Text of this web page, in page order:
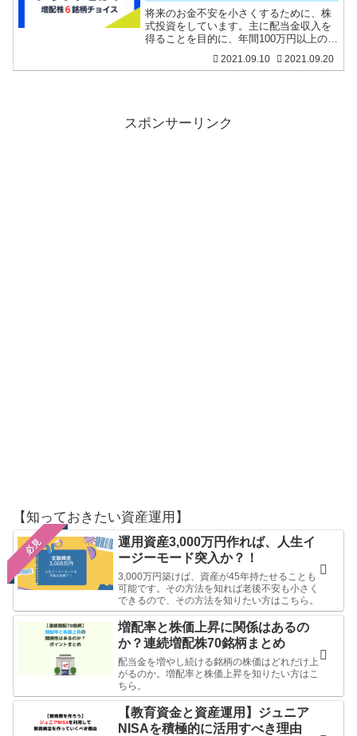
将来のお金不安を小さくするために、株
式投資をしています。主に配当金収入を
得ることを目的に、年間100万円以上の配
は、企業が得た利益に課税されたうえ
2021.09.10 2021.09.20
スポンサーリンク
【知っておきたい資産運用】
必見
運用資産3,000万円作れば、人生イ
ージーモード突入か？！
3,000万円築けば、資産が45年持たせることも
可能です。その方法を知れば老後不安も小さく
できるので、その方法を知りたい方はこちら。
増配率と株価上昇に関係はあるの
か？連続増配株70銘柄まとめ
配当金を増やし続ける銘柄の株価はどれだけ上
がるのか。増配率と株価上昇を知りたい方はこ
ちら。
【教育資金と資産運用】ジュニア
NISAを積極的に活用すべき理由